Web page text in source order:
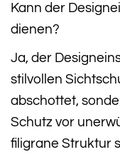
Kann der
dienen?
Ja, der
stilvollen
abschottet,
Schutz vor
filigrane Struktur